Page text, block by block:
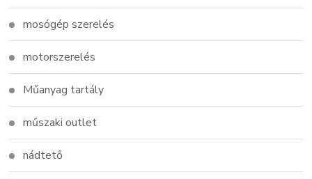
mosógép szerelés
motorszerelés
Műanyag tartály
műszaki outlet
nádtető